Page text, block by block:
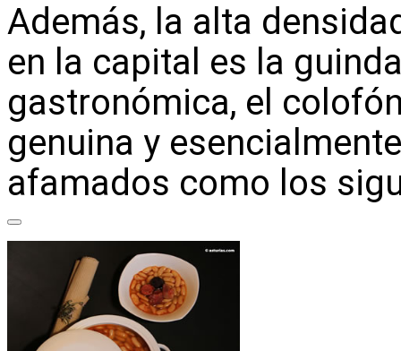
Además, la alta
en la capital es la
gastronómica, el
genuina y
afamados como los